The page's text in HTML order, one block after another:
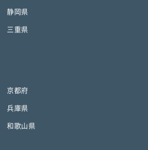
静岡県
三重県
京都府
兵庫県
和歌山県